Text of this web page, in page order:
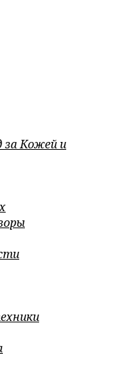
за Кожей и